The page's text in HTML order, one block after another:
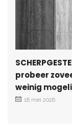
probeer
weinig
18 mei 2026